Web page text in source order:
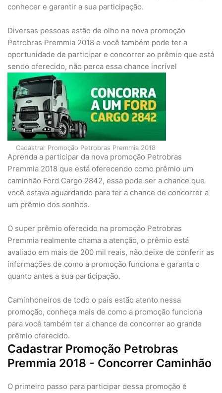
conhecer e garantir a sua participação.
Diversas pessoas estão de olho na nova promoção
Petrobras Premmia 2018 e você também pode ter a
oportunidade de participar e concorrer ao prêmio que está
sendo oferecido, não perca essa chance incrível
Cadastrar Promoção Petrobras Premmia 2018
Aprenda a participar da nova promoção Petrobras
Premmia 2018 que está oferecendo como prêmio um
caminhão Ford Cargo 2842, essa pode ser a chance que
você estava aguardando para ter a chance de concorrer a
um prêmio dos sonhos.
O super prêmio oferecido na promoção Petrobras
Premmia realmente chama a atenção, o prêmio está
avaliado em mais de 200 mil reais, não deixe de conferir as
informações de como a promoção funciona e garanta o
quanto antes a sua participação.
Caminhoneiros de todo o país estão atento nessa
promoção, conheça mais de como a promoção funciona
para você também ter a chance de concorrer ao grande
prêmio oferecido.
Cadastrar Promoção Petrobras
Premmia 2018 - Concorrer Caminhão
O primeiro passo para participar dessa promoção é